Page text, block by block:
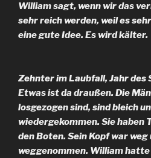
William sagt, wenn wir das
sehr reich werden, weil es
eine gute Idee. Es wird kälter.
Zehnter im Laubfall, Jahr des
Etwas ist da draußen. Die
losgezogen sind, sind bleich
wiedergekommen. Sie haben
den Boten. Sein Kopf war
weggenommen. William